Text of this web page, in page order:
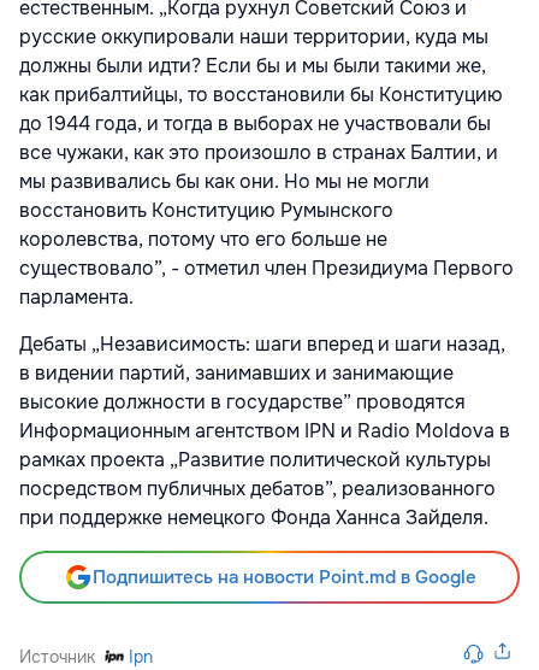
естественным. „Когда рухнул Советский Союз и
русские оккупировали наши территории, куда мы
должны были идти? Если бы и мы были такими же,
как прибалтийцы, то восстановили бы Конституцию
до 1944 года, и тогда в выборах не участвовали бы
все чужаки, как это произошло в странах Балтии, и
мы развивались бы как они. Но мы не могли
восстановить Конституцию Румынского
королевства, потому что его больше не
существовало”, - отметил член Президиума Первого
парламента.
Дебаты „Независимость: шаги вперед и шаги назад,
в видении партий, занимавших и занимающие
высокие должности в государстве” проводятся
Информационным агентством IPN и Radio Moldova в
рамках проекта „Развитие политической культуры
посредством публичных дебатов”, реализованного
при поддержке немецкого Фонда Ханнса Зайделя.
Подпишитесь на новости Point.md в Google
Источник Ipn